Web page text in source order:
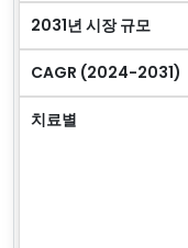
2031년 시장 규모
CAGR (2024-2031)
치료별